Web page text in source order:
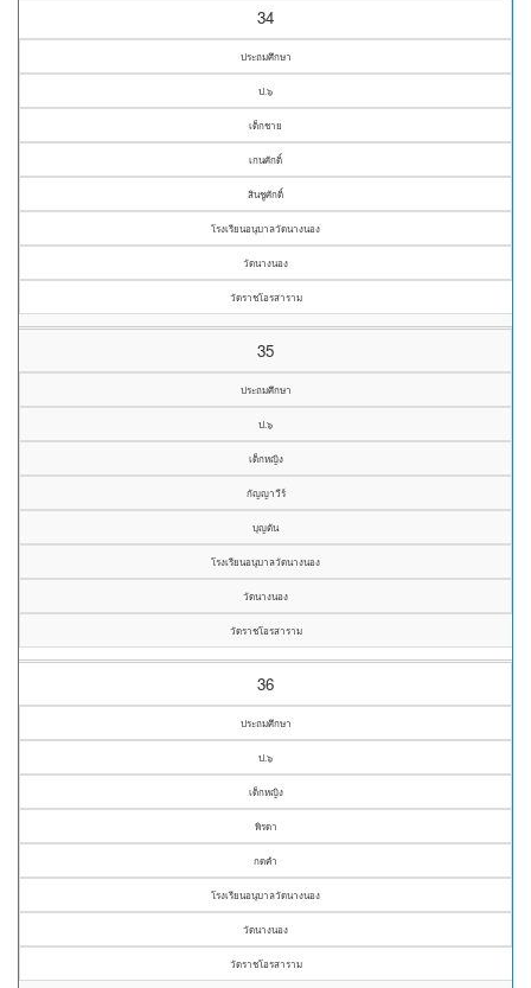
34
ประถมศึกษา
ป.๖
เด็กชาย
เกนศักดิ์
สินชูศักดิ์
โรงเรียนอนุบาลวัดนางนอง
วัดนางนอง
วัดราชโอรสาราม
35
ประถมศึกษา
ป.๖
เด็กหญิง
กัญญาวีร์
บุญตัน
โรงเรียนอนุบาลวัดนางนอง
วัดนางนอง
วัดราชโอรสาราม
36
ประถมศึกษา
ป.๖
เด็กหญิง
พิรดา
กดคำ
โรงเรียนอนุบาลวัดนางนอง
วัดนางนอง
วัดราชโอรสาราม